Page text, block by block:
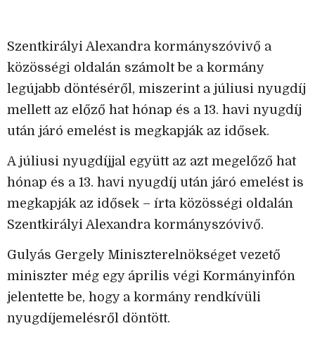
Szentkirályi Alexandra kormányszóvivő a
közösségi oldalán számolt be a kormány
legújabb döntéséről, miszerint a júliusi nyugdíj
mellett az előző hat hónap és a 13. havi nyugdíj
után járó emelést is megkapják az idősek.
A júliusi nyugdíjjal együtt az azt megelőző hat
hónap és a 13. havi nyugdíj után járó emelést is
megkapják az idősek – írta közösségi oldalán
Szentkirályi Alexandra kormányszóvivő.
Gulyás Gergely Miniszterelnökséget vezető
miniszter még egy április végi Kormányinfón
jelentette be, hogy a kormány rendkívüli
nyugdíjemelésről döntött.